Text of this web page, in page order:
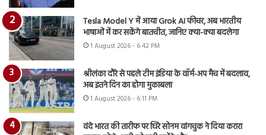
Tesla Model Y में आया Grok AI फीचर, अब भारतीय
भाषाओं में कर सकेंगे बातचीत, जानिए क्या-क्या बदलेगा
1 August 2026 - 6:42 PM
श्रीलंका दौरे से पहले टीम इंडिया के वॉर्म-अप मैच में बदलाव,
अब इतने दिन का होगा मुकाबला
1 August 2026 - 6:11 PM
वंदे भारत की तारीफ पर घिरे सोनम वांगचुक ने दिया करारा